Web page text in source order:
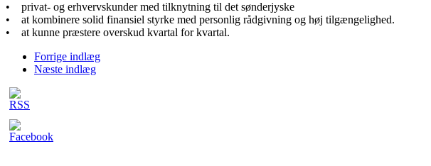
• privat- og erhvervskunder med tilknytning til det sønderjyske
• at kombinere solid finansiel styrke med personlig rådgivning og høj tilgængelighed.
• at kunne præstere overskud kvartal for kvartal.
Forrige indlæg
Næste indlæg